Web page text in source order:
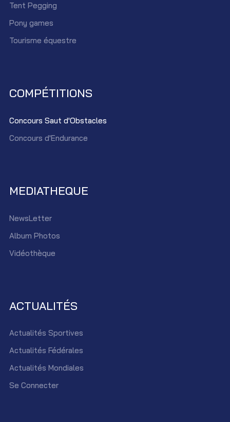
Tent Pegging
Pony games
Tourisme équestre
COMPÉTITIONS
Concours Saut d'Obstacles
Concours d'Endurance
MEDIATHEQUE
NewsLetter
Album Photos
Vidéothèque
ACTUALITÉS
Actualités Sportives
Actualités Fédérales
Actualités Mondiales
Se Connecter